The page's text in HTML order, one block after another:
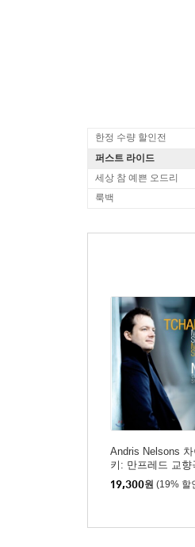
한정 수량 할인전
퍼스트 라이드
세상 참 예쁜 오드리
룩백
Andris Nelsons
키: 만프레드 교향
행진곡
d Symphony Op.
19,300원 (19% 할